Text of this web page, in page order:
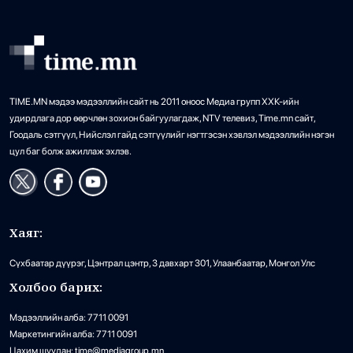
TIME.MN мэдээ мэдээллийн сайт нь 2011 оноос Медиа групп ХХК-ийн
удирдлага дор өөрчлөн зохион байгуулагдаж, NTV телевиз, Time.mn сайт,
Гоодаль сэтгүүл, Нийслэл гайд сэтгүүлийг нэгтгэсэн хэвлэл мэдээллийн нэгэн
цул баг болж ажиллаж эхлэв.
Хаяг:
Сүхбаатар дүүрэг, Цэнтрал цэнтр, 3 давхарт 301, Улаанбаатар, Монгол Улс
Холбоо барих:
Мэдээллийн алба: 7711 0091
Маркетингийн алба: 7711 0091